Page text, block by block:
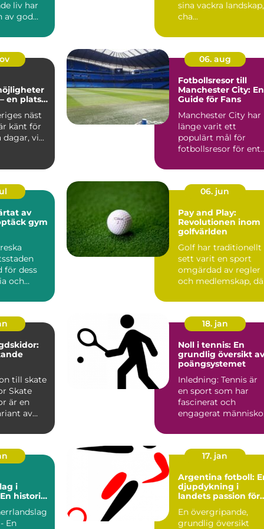
liv har
av god
sina vackra landskap,
cha...
en plats
näst
känt för
vi...
06. aug
Fotbollsresor till
Manchester City: En
Guide för Fans
Manchester City har
länge varit ett
populärt mål för
fotbollsresor för
av
gym
för dess
och
06. jun
Pay and Play:
Revolutionen inom
golfvärlden
Golf har traditionellt
sett varit en sport
omgärdad av regler
och medlemskap,
till skate
är en
av
18. jan
Noll i tennis: En
grundlig översikt av
poängsystemet
Inledning: Tennis är
en sport som har
fascinerat och
engagerat
de me...
i
historia
En
17. jan
Argentina fotboll:
djupdykning i
landets passion för
En övergripande,
grundlig översikt